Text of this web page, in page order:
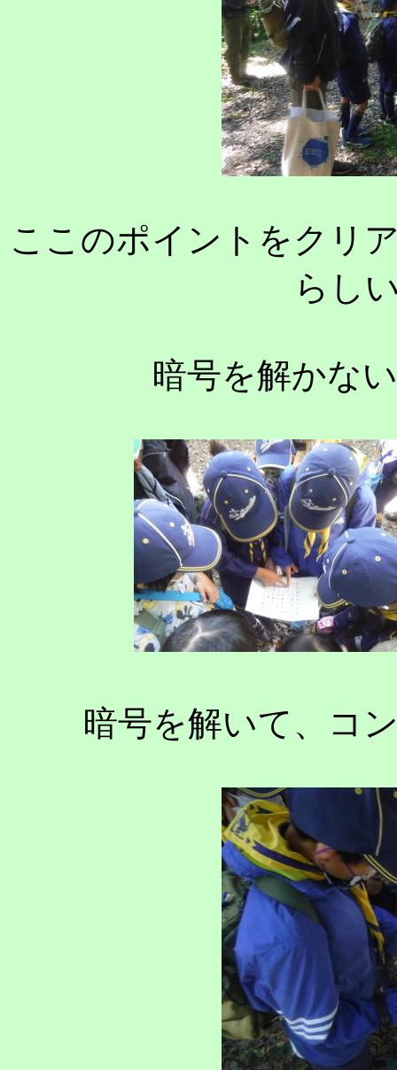
ここのポイントをクリ
らし
暗号を解かな
暗号を解いて、コ